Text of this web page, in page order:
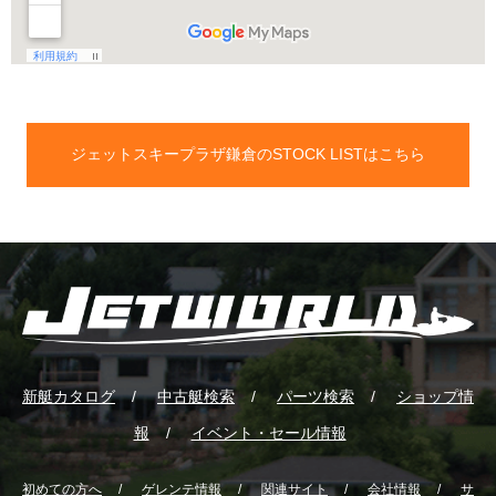
ジェットスキープラザ鎌倉のSTOCK LISTはこちら
新艇カタログ 中古艇検索 パーツ検索 ショップ情
報 イベント・セール情報
初めての方へ ゲレンテ情報 関連サイト 会社情報 サ